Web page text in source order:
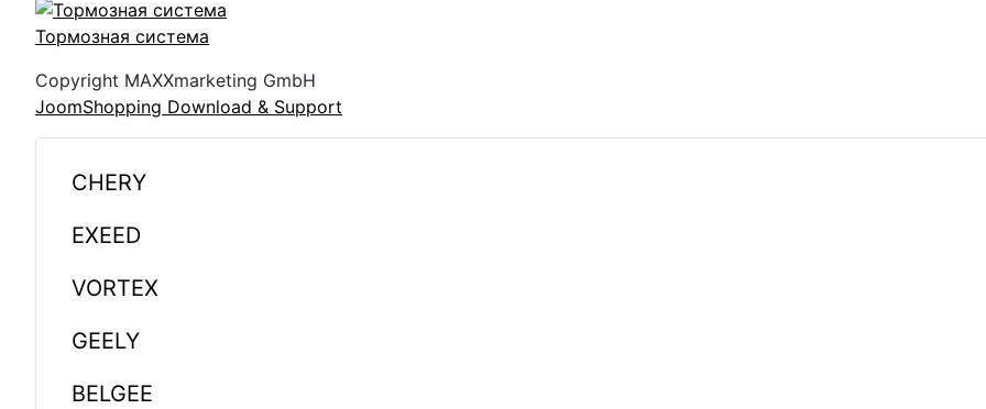
CHERY
EXEED
VORTEX
GEELY
BELGEE
Тормозная система
Copyright MAXXmarketing GmbH
JoomShopping Download & Support